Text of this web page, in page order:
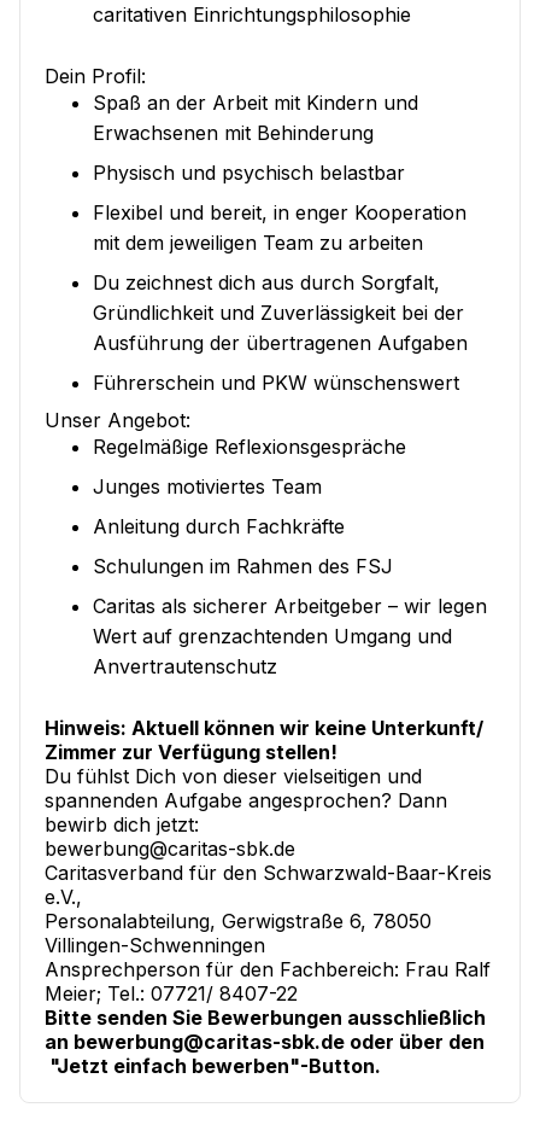
caritativen Einrichtungsphilosophie
Dein Profil:
Spaß an der Arbeit mit Kindern und
Erwachsenen mit Behinderung
Physisch und psychisch belastbar
Flexibel und bereit, in enger Kooperation
mit dem jeweiligen Team zu arbeiten
Du zeichnest dich aus durch Sorgfalt,
Gründlichkeit und Zuverlässigkeit bei der
Ausführung der übertragenen Aufgaben
Führerschein und PKW wünschenswert
Unser Angebot:
Regelmäßige Reflexionsgespräche
Junges motiviertes Team
Anleitung durch Fachkräfte
Schulungen im Rahmen des FSJ
Caritas als sicherer Arbeitgeber – wir legen
Wert auf grenzachtenden Umgang und
Anvertrautenschutz
Hinweis: Aktuell können wir keine Unterkunft/
Zimmer zur Verfügung stellen!
Du fühlst Dich von dieser vielseitigen und
spannenden Aufgabe angesprochen? Dann
bewirb dich jetzt:
bewerbung@caritas-sbk.de
Caritasverband für den Schwarzwald-Baar-Kreis
e.V.,
Personalabteilung, Gerwigstraße 6, 78050
Villingen-Schwenningen
Ansprechperson für den Fachbereich: Frau Ralf
Meier; Tel.: 07721/ 8407-22
Bitte senden Sie Bewerbungen ausschließlich
an bewerbung@caritas-sbk.de oder über den
"Jetzt einfach bewerben"-Button.